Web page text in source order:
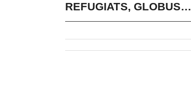
REFUGIATS, GLOBUS…